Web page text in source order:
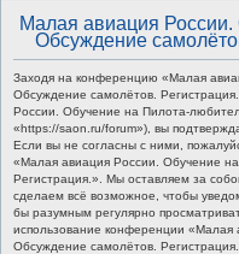
Малая авиация
Обсуждение
Заходя на конференцию «Малая
Обсуждение самолётов.
России. Обучение на Пилота-
«https://saon.ru/forum»), вы
Если вы не согласны с ними,
«Малая авиация России. Обучение
Регистрация.». Мы оставляем за
сделаем всё возможное, чтобы
бы разумным регулярно
использование конференции
Обсуждение самолётов.